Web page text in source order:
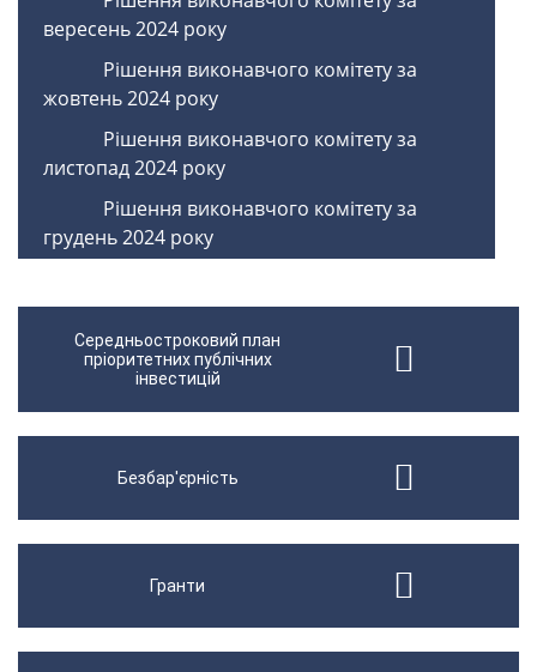
вересень 2024 року
Рішення виконавчого комітету за
жовтень 2024 року
Рішення виконавчого комітету за
листопад 2024 року
Рішення виконавчого комітету за
грудень 2024 року
Середньостроковий план
пріоритетних публічних
інвестицій
Безбар'єрність
Гранти